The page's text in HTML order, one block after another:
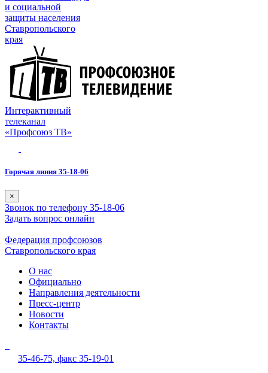
и социальной
защиты населения
Ставропольского
края
Интерактивный
телеканал
«Профсоюз ТВ»
Горячая линия 35-18-06
×
Звонок по телефону 35-18-06
Задать вопрос онлайн
Федерация профсоюзов
Ставропольского края
О нас
Официально
Направления деятельности
Пресс-центр
Новости
Контакты
35-46-75, факс 35-19-01